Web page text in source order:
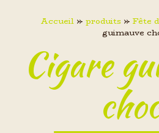
Accueil» produits» Fête
guimauve
Cigare